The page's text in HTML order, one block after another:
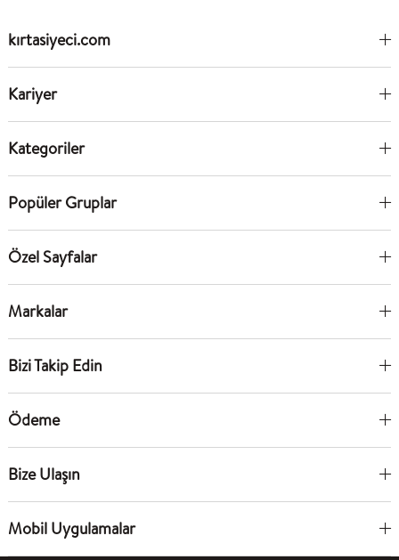
kırtasiyeci.com
Kariyer
Kategoriler
Popüler Gruplar
Özel Sayfalar
Markalar
Bizi Takip Edin
Ödeme
Bize Ulaşın
Mobil Uygulamalar